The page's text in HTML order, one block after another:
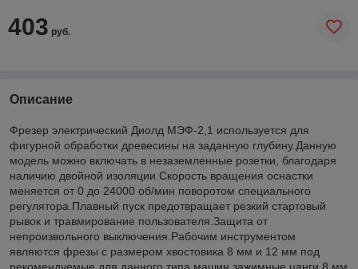
403 руб.
Описание
Фрезер электрический Диолд МЭФ-2,1 используется для
фигурной обработки древесины на заданную глубину.Данную
модель можно включать в незаземленные розетки, благодаря
наличию двойной изоляции.Скорость вращения оснастки
меняется от 0 до 24000 об/мин поворотом специального
регулятора.Плавный пуск предотвращает резкий стартовый
рывок и травмирование пользователя.Защита от
непроизвольного выключения.Рабочим инструментом
являются фрезы с размером хвостовика 8 мм и 12 мм под
рекомендуемые для данного типа машин зажимные цанги 8 мм